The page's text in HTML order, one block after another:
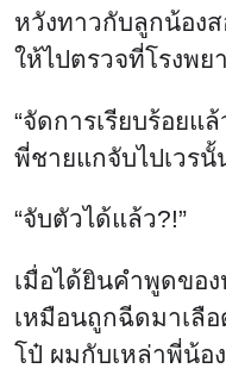
หวังทาวกับลูกน้อง
ให้ไปตรวจที่โรงพ
“จัดการเรียบร้อยแ
พี่ชายแกจับไปเวรนั้
“จับตัวได้แล้ว?!”
เมื่อได้ยินคำพูดขอ
เหมือนถูกฉีดมาเลื
โป๋ ผมกับเหล่าพี่น้อ